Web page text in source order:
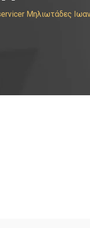
Μηλιωτάδες